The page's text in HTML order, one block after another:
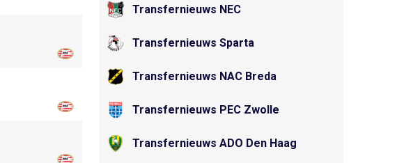
Transfernieuws NEC
Transfernieuws Sparta
Transfernieuws NAC Breda
Transfernieuws PEC Zwolle
Transfernieuws ADO Den Haag